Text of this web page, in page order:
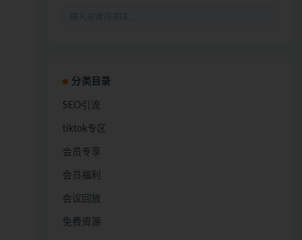
分类目录
SEO引流
tiktok专区
会员专享
会员福利
会议回放
免费资源